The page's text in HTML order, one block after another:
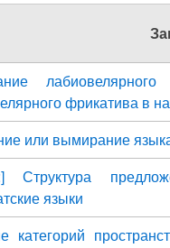
фрикатива в
или вымирание
Структура
языки
категорий